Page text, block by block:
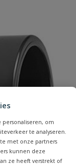
om
te analyseren.
met onze partners
kunnen deze
ze heeft verstrekt of